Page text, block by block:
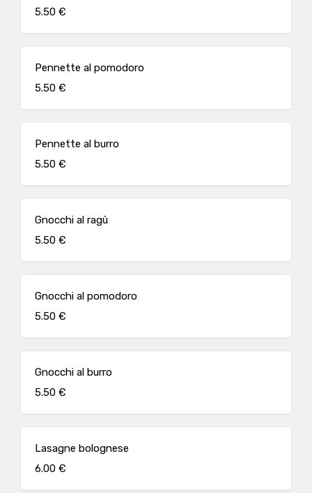
5.50 €
Pennette al pomodoro
5.50 €
Pennette al burro
5.50 €
Gnocchi al ragù
5.50 €
Gnocchi al pomodoro
5.50 €
Gnocchi al burro
5.50 €
Lasagne bolognese
6.00 €